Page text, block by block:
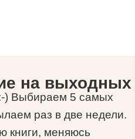
на выходных
) Выбираем 5 самых
раз в две недели.
книги, меняюсь